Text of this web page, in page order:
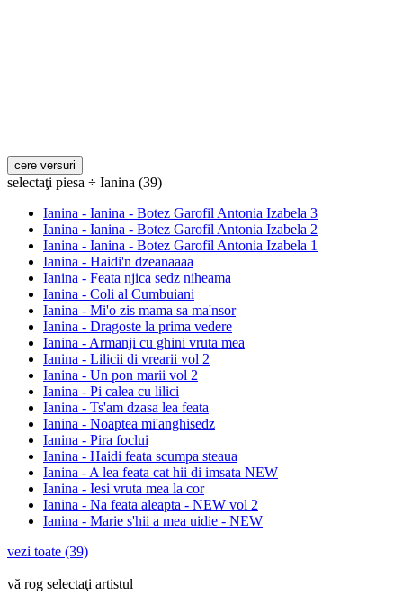
selectaţi piesa ÷ Ianina (39)
Ianina - Ianina - Botez Garofil Antonia Izabela 3
Ianina - Ianina - Botez Garofil Antonia Izabela 2
Ianina - Ianina - Botez Garofil Antonia Izabela 1
Ianina - Haidi'n dzeanaaaa
Ianina - Feata njica sedz niheama
Ianina - Coli al Cumbuiani
Ianina - Mi'o zis mama sa ma'nsor
Ianina - Dragoste la prima vedere
Ianina - Armanji cu ghini vruta mea
Ianina - Lilicii di vrearii vol 2
Ianina - Un pon marii vol 2
Ianina - Pi calea cu lilici
Ianina - Ts'am dzasa lea feata
Ianina - Noaptea mi'anghisedz
Ianina - Pira foclui
Ianina - Haidi feata scumpa steaua
Ianina - A lea feata cat hii di imsata NEW
Ianina - Iesi vruta mea la cor
Ianina - Na feata aleapta - NEW vol 2
Ianina - Marie s'hii a mea uidie - NEW
vezi toate (39)
vă rog selectaţi artistul